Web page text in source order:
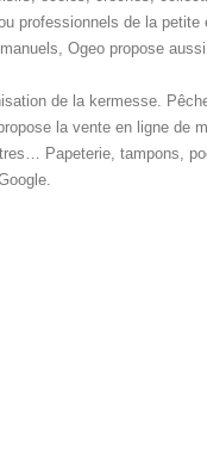
professionnels de la
Ogeo propose
de la kermesse.
la vente en ligne
Papeterie, tampons,